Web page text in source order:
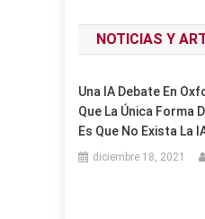
de
entradas
NOTICIAS Y
Una IA Debate En
Que La Única Forma
Es Que No Exista La
diciembre 18, 2021